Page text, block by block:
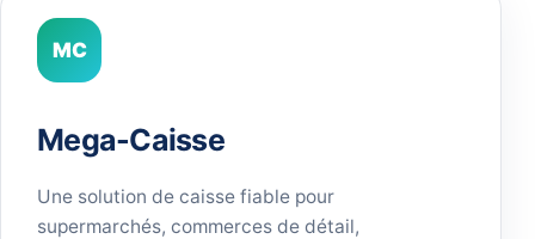
MC
Mega-Caisse
Une solution de caisse fiable pour
supermarchés, commerces de détail,